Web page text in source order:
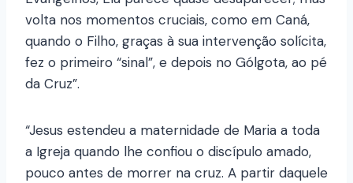
volta nos momentos cruciais, como em Caná,
quando o Filho, graças à sua intervenção solícita,
fez o primeiro “sinal”, e depois no Gólgota, ao pé
da Cruz”.
“Jesus estendeu a maternidade de Maria a toda
a Igreja quando lhe confiou o discípulo amado,
pouco antes de morrer na cruz. A partir daquele